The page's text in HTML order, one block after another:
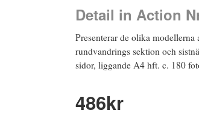
Detail in Action
Presenterar de olika
rundvandrings sektion och
sidor, liggande A4 hft. c. 180
486kr